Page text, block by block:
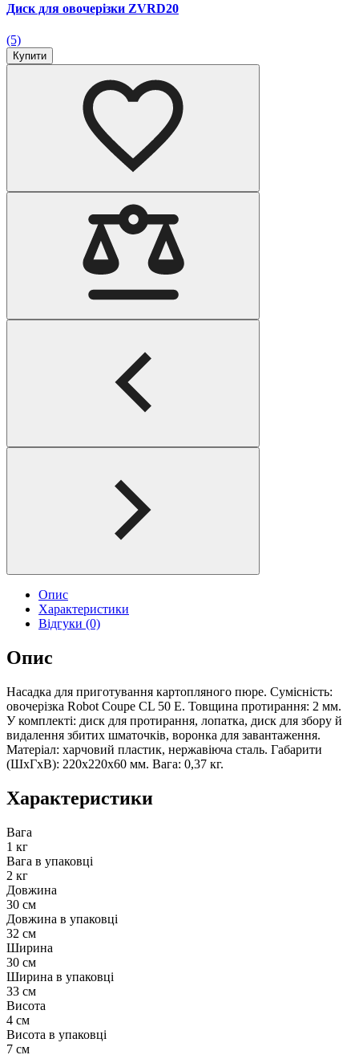
Диск для овочерізки ZVRD20
(5)
Купити
Опис
Характеристики
Відгуки (0)
Опис
Насадка для приготування картопляного пюре. Сумісність:
овочерізка Robot Coupe CL 50 E. Товщина протирання: 2 мм.
У комплекті: диск для протирання, лопатка, диск для збору й
видалення збитих шматочків, воронка для завантаження.
Матеріал: харчовий пластик, нержавіюча сталь. Габарити
(ШхГхВ): 220х220х60 мм. Вага: 0,37 кг.
Характеристики
Вага
1 кг
Вага в упаковці
2 кг
Довжина
30 см
Довжина в упаковці
32 см
Ширина
30 см
Ширина в упаковці
33 см
Висота
4 см
Висота в упаковці
7 см